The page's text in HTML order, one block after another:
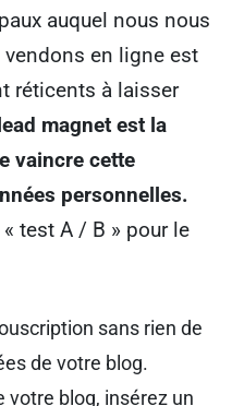
auquel nous nous
en ligne est
réticents à laisser
magnet est la
vaincre cette
personnelles.
test A / B » pour le
sans rien de
de votre blog.
votre blog, insérez un